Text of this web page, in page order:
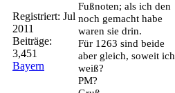
Registriert: Jul
2011
Beiträge:
3,451
Bayern
Fußnoten; als ich den
noch gemacht habe
waren sie drin.
Für 1263 sind beide
aber gleich, soweit ich
weiß?
PM?